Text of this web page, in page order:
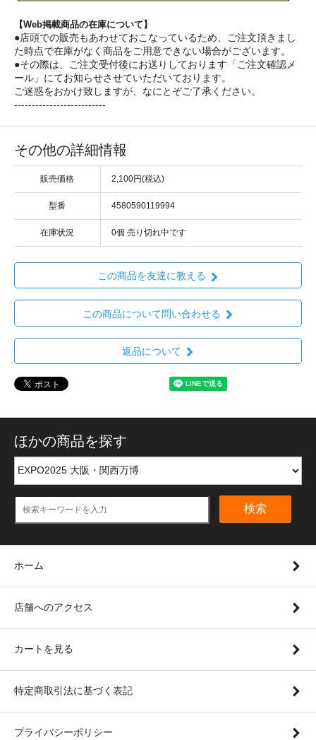
【Web掲載商品の在庫について】
●店頭での販売もあわせておこなっているため、ご注文頂きまし
た時点で在庫がなく商品をご用意できない場合がございます。
●その際は、ご注文受付後にお送りしております「ご注文確認メ
ール」にてお知らせさせていただいております。
ご迷惑をおかけ致しますが、なにとぞご了承ください。
--------------------------
その他の詳細情報
販売価格 2,100円(税込)
型番 4580590119994
在庫状況 0個 売り切れ中です
この商品を友達に教える
この商品について問い合わせる
返品について
ほかの商品を探す
検索
ホーム
店舗へのアクセス
カートを見る
特定商取引法に基づく表記
プライバシーポリシー